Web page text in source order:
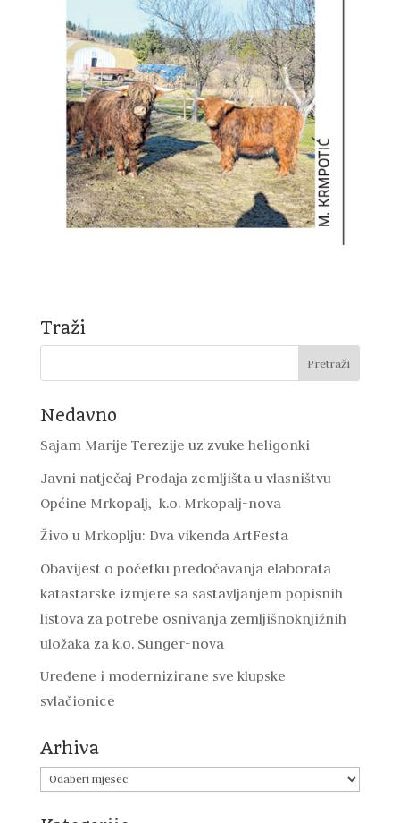
Traži
Nedavno
Sajam Marije Terezije uz zvuke heligonki
Javni natječaj Prodaja zemljišta u vlasništvu
Općine Mrkopalj, k.o. Mrkopalj-nova
Živo u Mrkoplju: Dva vikenda ArtFesta
Obavijest o početku predočavanja elaborata
katastarske izmjere sa sastavljanjem popisnih
listova za potrebe osnivanja zemljišnoknjižnih
uložaka za k.o. Sunger-nova
Uređene i modernizirane sve klupske
svlačionice
Arhiva
Arhiva